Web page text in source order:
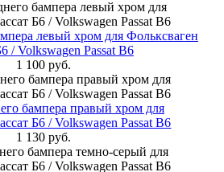
левый хром для Фольксваген
/ Volkswagen Passat B6
1 100 руб.
бампера правый хром для
Б6 / Volkswagen Passat B6
1 130 руб.